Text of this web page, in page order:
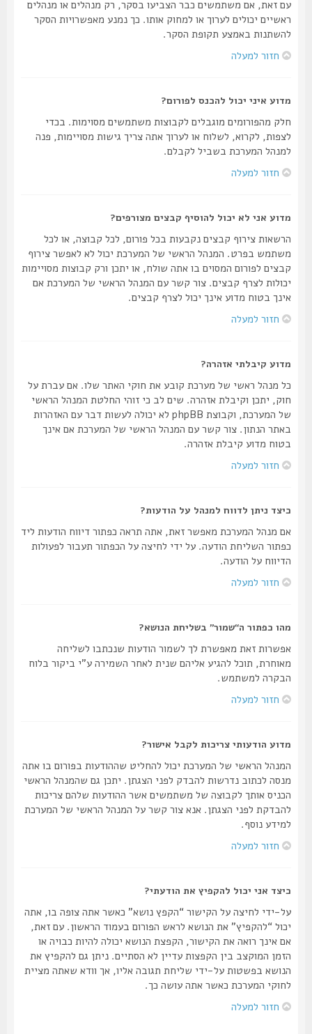
עם זאת, אם משתמשים כבר הצביעו בסקר, רק מנהלים או מנהלים
ראשיים יכולים לערוך או למחוק אותו. כך נמנע מאפשרויות הסקר
להשתנות באמצע תקופת הסקר.
חזור למעלה
מדוע איני יכול להכנס לפורום?
חלק מהפורומים מוגבלים לקבוצות משתמשים מסוימות. בכדי
לצפות, לקרוא, לשלוח או לערוך אתה צריך גישות מסויימות, פנה
למנהל המערכת בשביל לקבלם.
חזור למעלה
מדוע אני לא יכול להוסיף קבצים מצורפים?
הרשאות צירוף קבצים נקבעות בכל פורום, לכל קבוצה, או לכל
משתמש בפרט. המנהל הראשי של המערכת יכול לא לאפשר צירוף
קבצים לפורום המסוים בו אתה שולח, או יתכן ורק קבוצות מסויימות
יכולות לצרף קבצים. צור קשר עם המנהל הראשי של המערכת אם
אינך בטוח מדוע אינך יכול לצרף קבצים.
חזור למעלה
מדוע קיבלתי אזהרה?
כל מנהל ראשי של מערכת קובע את חוקי האתר שלו. אם עברת על
חוק, יתכן וקיבלת אזהרה. שים לב כי זוהי החלטת המנהל הראשי
של המערכת, וקבוצת phpBB לא יכולה לעשות דבר עם האזהרות
באתר הנתון. צור קשר עם המנהל הראשי של המערכת אם אינך
בטוח מדוע קיבלת אזהרה.
חזור למעלה
כיצד ניתן לדווח למנהל על הודעות?
אם מנהל המערכת מאפשר זאת, אתה תראה כפתור דיווח הודעות ליד
כפתור השליחת הודעה. על ידי לחיצה על הכפתור תעבור לפעולות
הדיווח על הודעה.
חזור למעלה
מהו כפתור ה“שמור” בשליחת הנושא?
אפשרות זאת מאפשרת לך לשמור הודעות שנכתבו לשליחה
מאוחרת, תוכל להגיע אליהם שנית לאחר השמירה ע"י ביקור בלוח
הבקרה למשתמש.
חזור למעלה
מדוע הודעותי צריכות לקבל אישור?
המנהל הראשי של המערכת יכול להחליט שההודעות בפורום בו אתה
מנסה לכתוב נדרשות להבדק לפני הצגתן. יתכן גם שהמנהל הראשי
הכניס אותך לקבוצה של משתמשים אשר ההודעות שלהם צריכות
להבדקת לפני הצגתן. אנא צור קשר על המנהל הראשי של המערכת
למידע נוסף.
חזור למעלה
כיצד אני יכול להקפיץ את הודעתי?
על-ידי לחיצה על הקישור “הקפץ נושא” כאשר אתה צופה בו, אתה
יכול “להקפיץ” את הנושא לראש הפורום בעמוד הראשון. עם זאת,
אם אינך רואה את הקישור, הקפצת הנושא יכולה להיות כבויה או
הזמן המוקצב בין הקפצות עדיין לא הסתיים. ניתן גם להקפיץ את
הנושא בפשטות על-ידי שליחת תגובה אליו, אך וודא שאתה מציית
לחוקי המערכת כאשר אתה עושה כך.
חזור למעלה